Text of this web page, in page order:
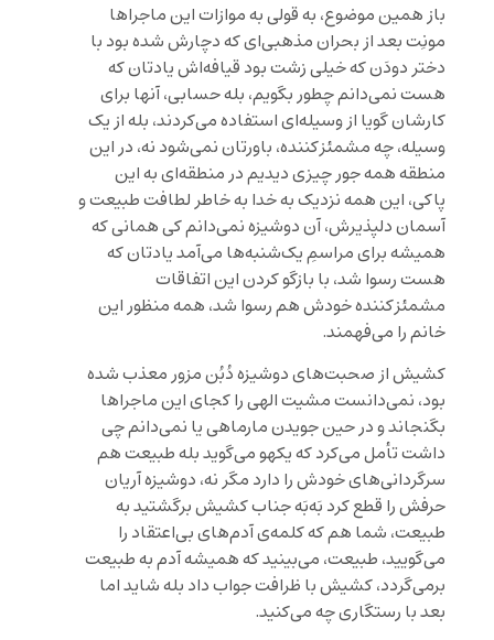
باز همین موضوع، به قولی به موازات این ماجراها
مونِت بعد از بحران مذهبی‌ای که دچارش شده بود با
دختر دودَن که خیلی زشت بود قیافه‌اش یادتان که
هست نمی‌دانم چطور بگویم، بله حسابی، آنها برای
کارشان گویا از وسیله‌ای استفاده می‌کردند، بله از یک
وسیله، چه مشمئز‌کننده، باورتان نمی‌شود نه، در این
منطقه همه جور چیزی دیدیم در منطقه‌ای به این
پاکی، این همه نزدیک به خدا به خاطر لطافت طبیعت و
آسمان دلپذیرش، آن دوشیزه نمی‌دانم کی همانی که
همیشه برای مراسمِ یک‌شنبه‌ها می‌آمد یادتان که
هست رسوا شد، با بازگو کردن این اتفاقات
مشمئز‌کننده خودش هم رسوا شد، همه منظور این
خانم را می‌فهمند.
کشیش از صحبت‌های دوشیزه دُبُن مزور معذب شده
بود، نمی‌دانست مشیت الهی را کجای این ماجراها
بگنجاند و در حین جویدن مارماهی یا نمی‌دانم چی
داشت تأمل می‌کرد که یکهو می‌گوید بله طبیعت هم
سرگردانی‌های خودش را دارد مگر نه، دوشیزه آریان
حرفش را قطع کرد بَه‌بَه جناب کشیش برگشتید به
طبیعت، شما هم که کلمه‌ی آدم‌های بی‌اعتقاد را
می‌گویید، طبیعت، می‌بینید که همیشه آدم به طبیعت
برمی‌گردد، کشیش با ظرافت جواب داد بله شاید اما
بعد با رستگاری چه می‌کنید.